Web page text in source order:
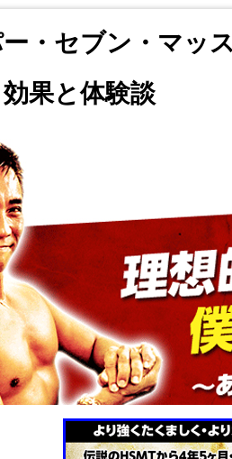
ー・セブン・マッ
果と体験談